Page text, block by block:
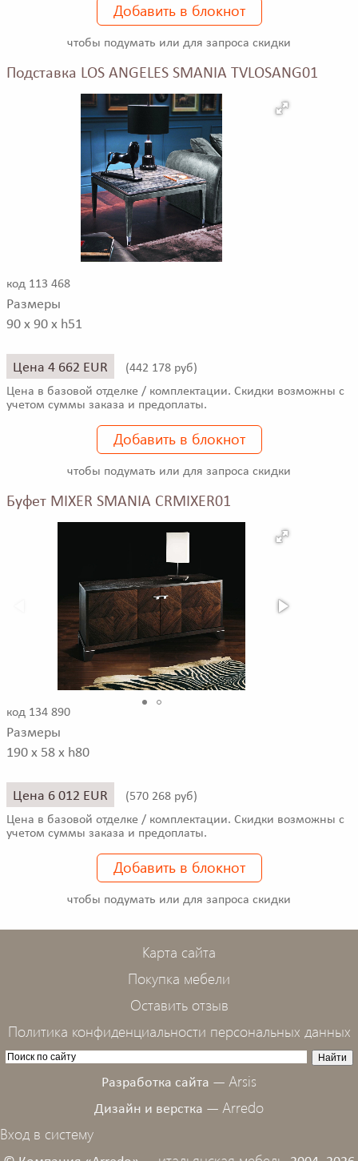
Добавить в блокнот
чтобы подумать или для запроса скидки
Подставка LOS ANGELES SMANIA TVLOSANG01
код 113 468
Размеры
90 x 90 x h51
Цена 4 662 EUR (442 178 руб)
Цена в базовой отделке / комплектации. Скидки возможны с
учетом суммы заказа и предоплаты.
Добавить в блокнот
чтобы подумать или для запроса скидки
Буфет MIXER SMANIA CRMIXER01
код 134 890
Размеры
190 x 58 x h80
Цена 6 012 EUR (570 268 руб)
Цена в базовой отделке / комплектации. Скидки возможны с
учетом суммы заказа и предоплаты.
Добавить в блокнот
чтобы подумать или для запроса скидки
Карта сайта
Покупка мебели
Оставить отзыв
Политика конфиденциальности персональных данных
Разработка сайта — Arsis
Дизайн и верстка — Arredo
Вход в систему